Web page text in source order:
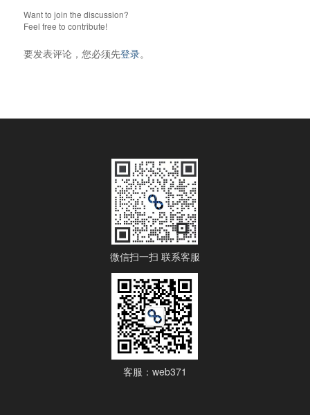
Want to join the discussion?
Feel free to contribute!
要发表评论，您必须先登录。
微信扫一扫 联系客服
客服：web371